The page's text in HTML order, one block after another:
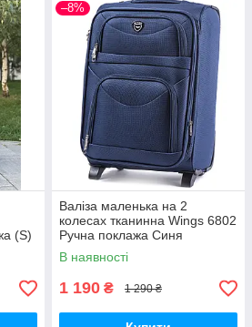
(S)
–8%
Валіза маленька на 2
колесах тканинна Wings 6802
Ручна поклажа Синя
В наявності
1 190 ₴ 1 290 ₴